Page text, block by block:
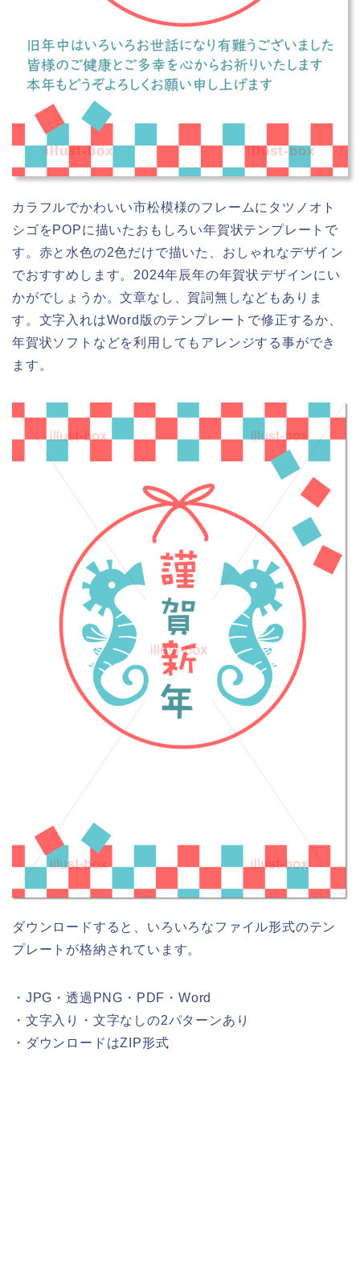
illust-box illust-box
カラフルでかわいい市松模様のフレームにタツノオト
シゴをPOPに描いたおもしろい年賀状テンプレートで
す。赤と水色の2色だけで描いた、おしゃれなデザイン
でおすすめします。2024年辰年の年賀状デザインにい
かがでしょうか。文章なし、賀詞無しなどもありま
す。文字入れはWord版のテンプレートで修正するか、
年賀状ソフトなどを利用してもアレンジする事ができ
ます。
ダウンロードすると、いろいろなファイル形式のテン
プレートが格納されています。
・JPG・透過PNG・PDF・Word
・文字入り・文字なしの2パターンあり
・ダウンロードはZIP形式